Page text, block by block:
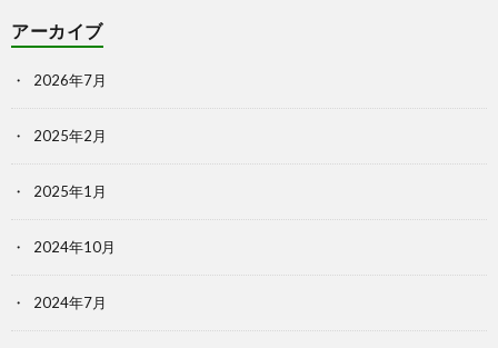
アーカイブ
2026年7月
2025年2月
2025年1月
2024年10月
2024年7月